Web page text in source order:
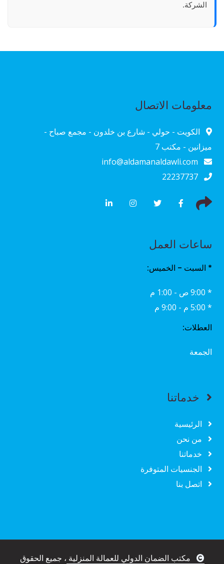
الشركة.
معلومات الاتصال
الكويت - حولي - شارع بن خلدون - مجمع صباح -
ميزانين - مكتب 7
ساعات العمل
* السبت - الخميس:
* 9:00 ص - 1:00 م
* 5:00 م - 9:00 م
العطلات:
الجمعة
خدماتنا
الرئيسية
من نحن
خدماتنا
الجنسيات المتوفرة
اتصل بنا
مكتب الضمان الدولي للعمالة المنزلية ، جميع الحقوق